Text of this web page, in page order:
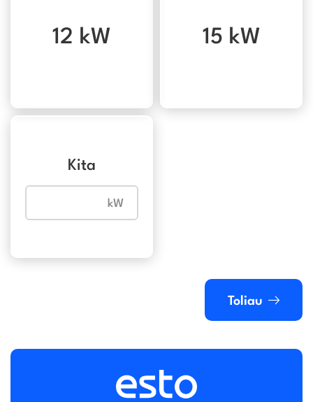
12 kW 15 kW
Kita
Toliau